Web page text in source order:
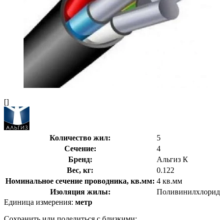
[]
Количество жил:
5
Сечение:
4
Бренд:
Альгиз К
Вес, кг:
0.122
Номинальное сечение проводника, кв.мм: 4 кв.мм
Изоляция жилы:
Единица измерения: метр